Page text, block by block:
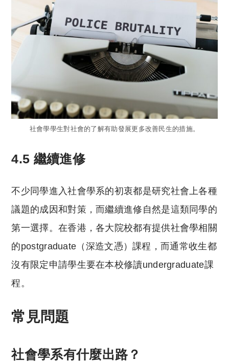
社會學學生對社會的了解有助發展更多改善民生的措施。
4.5 繼續進修
不少同學進入社會學系的初衷都是研究社會上各種
議題的成因和對策，而繼續進修自然是這類同學的
第一選擇。在香港，各大院校都有提供社會學相關
的postgraduate（深造文憑）課程，而通常收生都
沒有限定申請學生要在本校修讀undergraduate課
程。
常見問題
社會學系有什麼出路？